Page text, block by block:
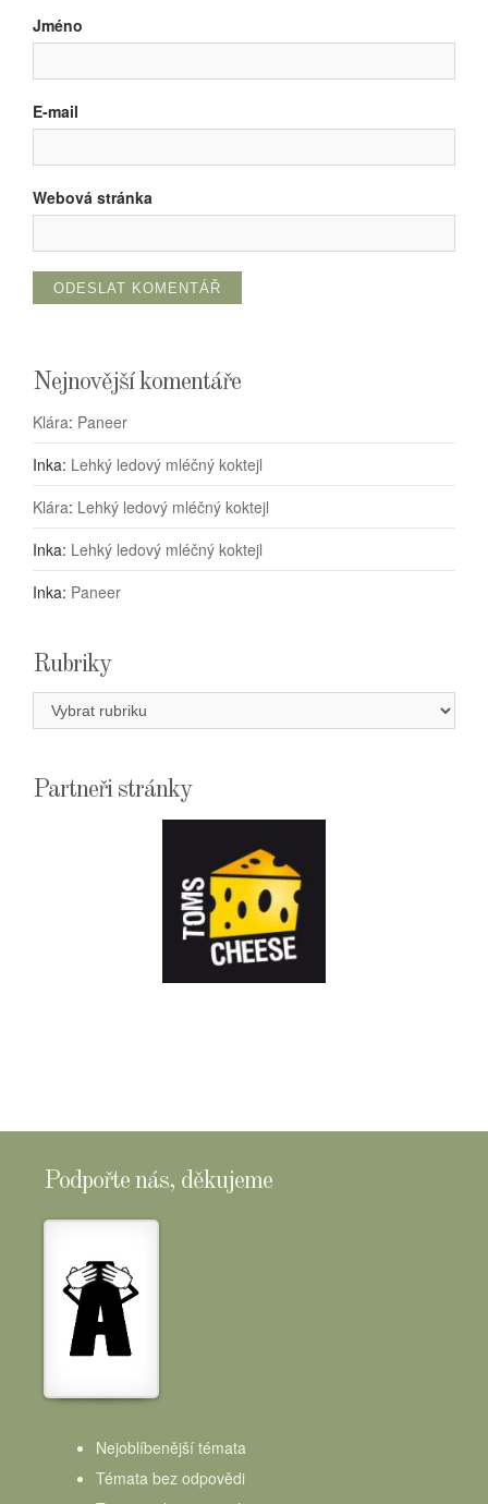
Jméno
E-mail
Webová stránka
Nejnovější komentáře
Klára: Paneer
Inka: Lehký ledový mléčný koktejl
Klára: Lehký ledový mléčný koktejl
Inka: Lehký ledový mléčný koktejl
Inka: Paneer
Rubriky
Rubriky
Partneři stránky
Podpořte nás, děkujeme
Nejoblíbenější témata
Témata bez odpovědi